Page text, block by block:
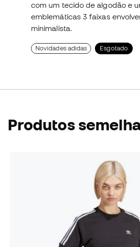
com um tecido de algodão e
emblemáticas 3 faixas
minimalista.
Novidades adidas Esgotado
Produtos